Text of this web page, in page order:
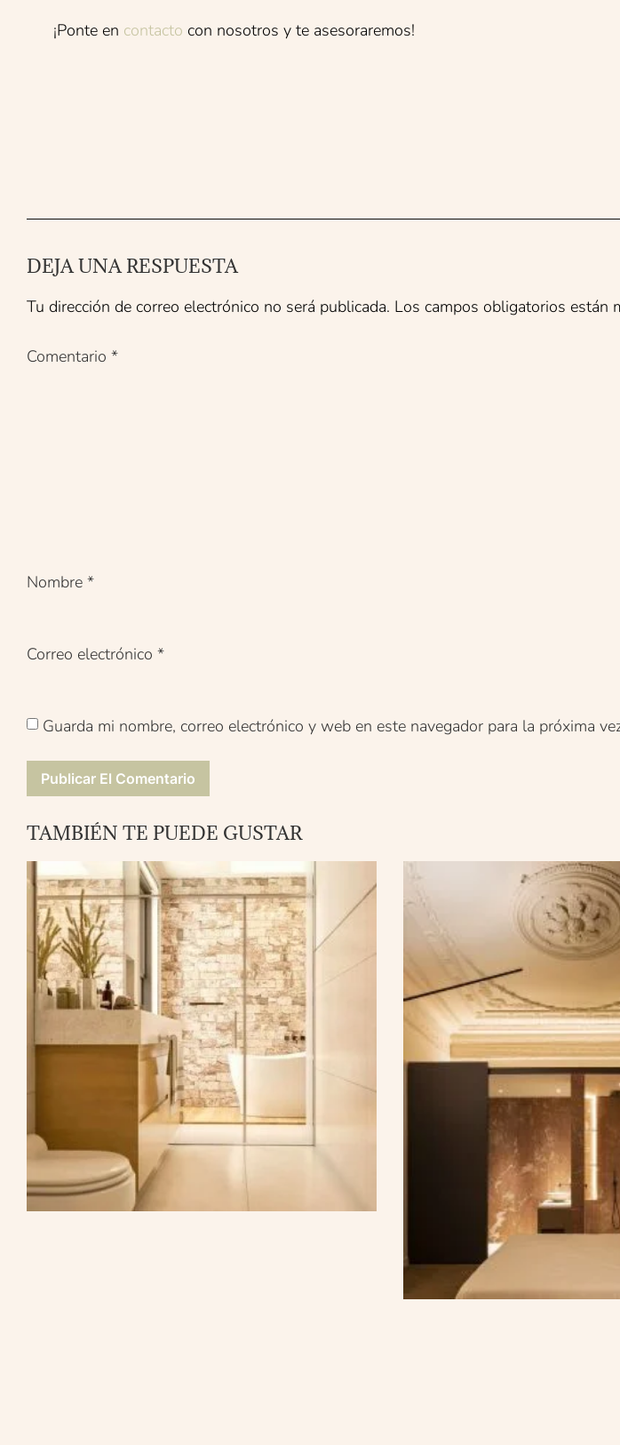
¡Ponte en contacto con nosotros y te asesoraremos!
DEJA UNA RESPUESTA
Tu dirección de correo electrónico no será publicada. Los campos obligatorios están
Comentario *
Nombre *
Correo electrónico *
Guarda mi nombre, correo electrónico y web en este navegador para la próxima
TAMBIÉN TE PUEDE GUSTAR